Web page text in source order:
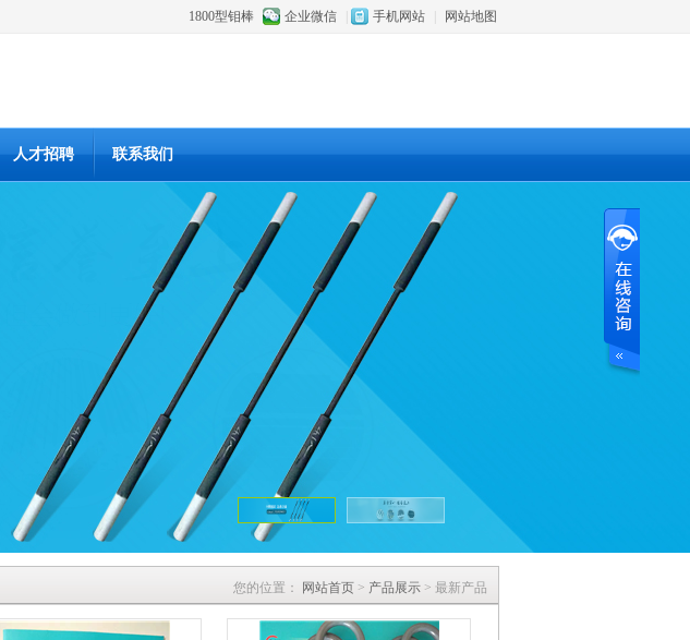
1800型钼棒 企业微信 手机网站 网站地图
人才招聘 联系我们
您的位置： 网站首页 > 产品展示 > 最新产品